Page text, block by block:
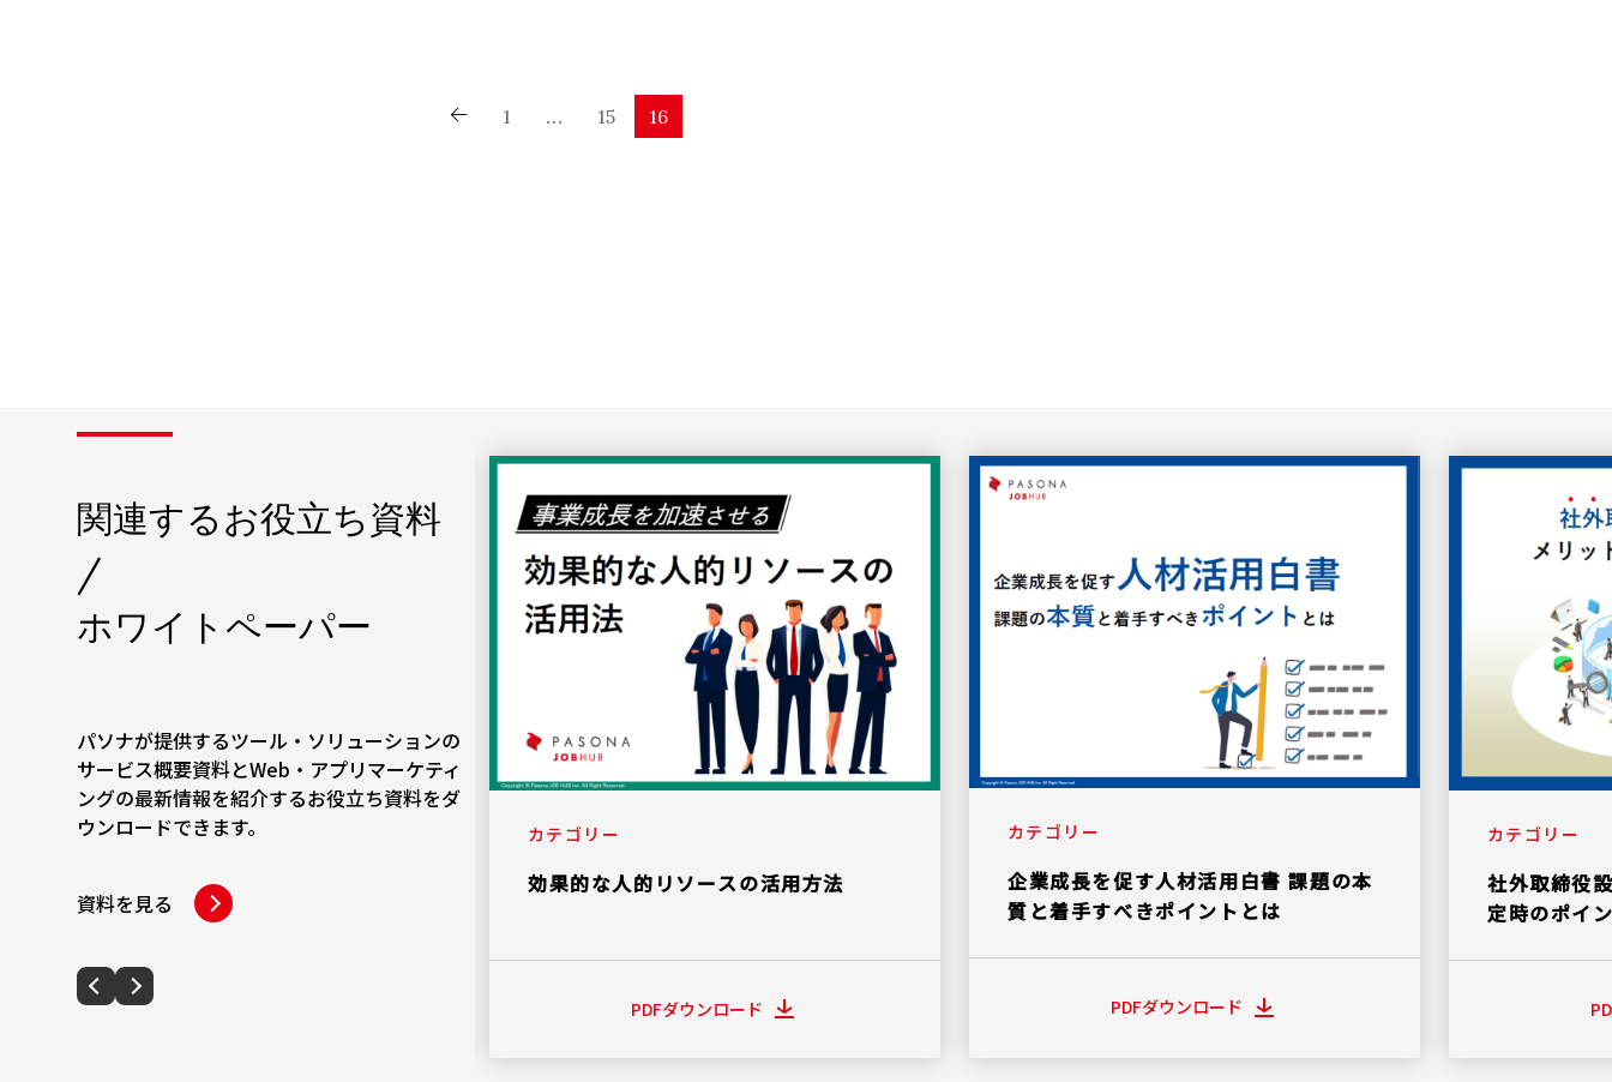
1 … 15 16
関連するお役立ち資料
/
ホワイトペーパー
パソナが提供するツール・ソリューションの
サービス概要資料とWeb・アプリマーケティ
ングの最新情報を紹介するお役立ち資料をダ
ウンロードできます。
資料を見る
カテゴリー
社外取締役設置におけるメリットや選
定時のポイント
PDFダウンロード
カテゴリー
効果的な人的リソースの活用方法
PDFダウンロード
カテゴリー
企業成長を促す人材活用白書 課題の本
質と着手すべきポイントとは
PDFダウンロード
カテゴリー
社外取締役
定時のポイ